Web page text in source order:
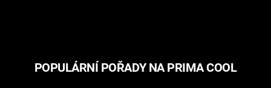
POPULÁRNÍ POŘADY NA PRIMA COOL